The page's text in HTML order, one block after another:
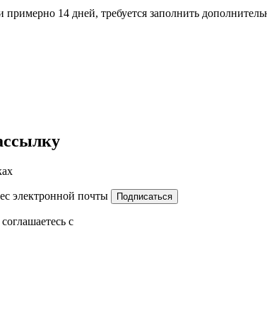
примерно 14 дней, требуется заполнить
электронной почты Подписаться
с